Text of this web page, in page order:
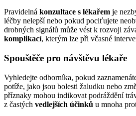
Pravidelná konzultace s lékařem je
léčby nelepší nebo pokud pociťujete
drobných signálů může vést k rozvoji
komplikací, kterým lze při včasné
Spouštěče pro návštěvu lékaře
Vyhledejte odborníka, pokud
potíže, jako jsou bolesti žaludku nebo
příznaky mohou indikovat podráždění
z častých vedlejších účinků u mnoha